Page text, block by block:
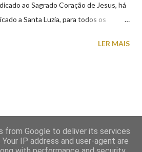
ao Sagrado Coração de Jesus, há
a Santa Luzia, para todos os
Luzia construída no cimo do monte
jovem italiana venerada pelos católicos,
cristã. De acordo com a lenda,
LER MAIS
from Google to deliver its services
IP address and user-agent are